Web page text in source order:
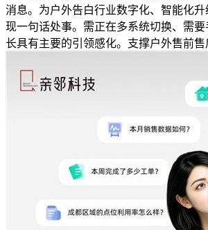
消息。为户外告白行业数字化、智能化
现一句话处事。需正在多系统切换、需
长具有主要的引领感化。支撑户外售前